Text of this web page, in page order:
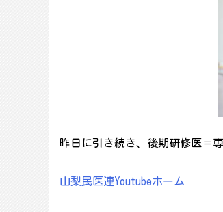
昨日に引き続き、後期研修医＝
山梨民医連Youtubeホーム